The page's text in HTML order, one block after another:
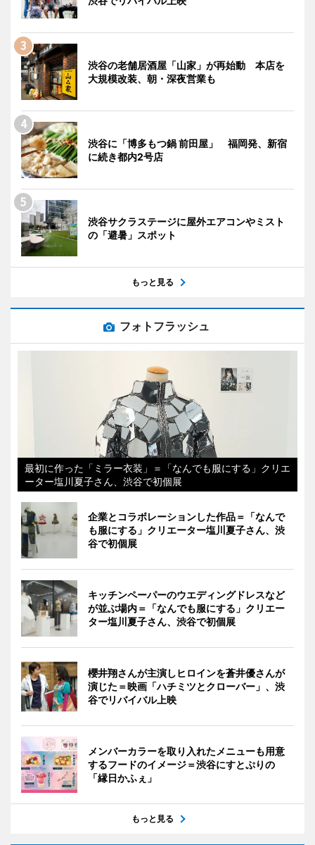
渋谷の老舗居酒屋「山家」が再始動 本店を
大規模改装、朝・深夜営業も
渋谷に「博多もつ鍋 前田屋」 福岡発、新宿
に続き都内2号店
渋谷サクラステージに屋外エアコンやミスト
の「避暑」スポット
もっと見る
フォトフラッシュ
最初に作った「ミラー衣装」＝「なんでも服にする」クリエ
ーター塩川夏子さん、渋谷で初個展
企業とコラボレーションした作品＝「なんで
も服にする」クリエーター塩川夏子さん、渋
谷で初個展
キッチンペーパーのウエディングドレスなど
が並ぶ場内＝「なんでも服にする」クリエー
ター塩川夏子さん、渋谷で初個展
櫻井翔さんが主演しヒロインを蒼井優さんが
演じた＝映画「ハチミツとクローバー」、渋
谷でリバイバル上映
メンバーカラーを取り入れたメニューも用意
するフードのイメージ＝渋谷にすとぷりの
「縁日かふぇ」
もっと見る